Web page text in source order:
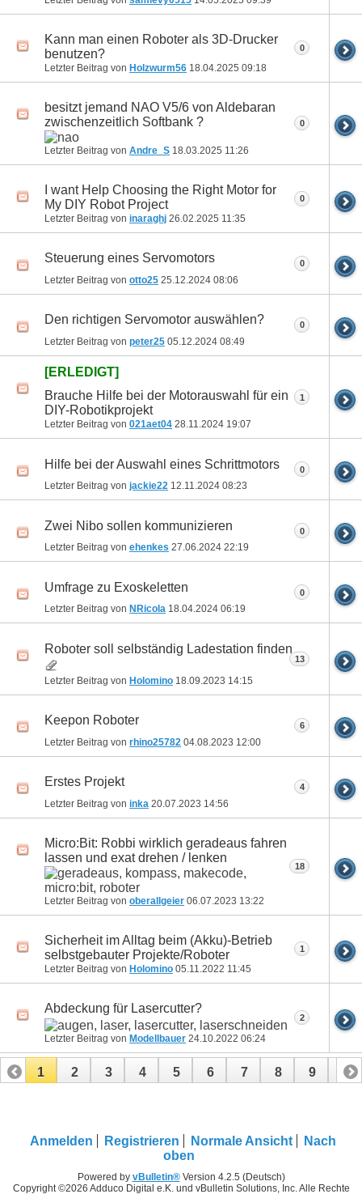
Kann man einen Roboter als 3D-Drucker
benutzen?
Letzter Beitrag von Holzwurm56 18.04.2025 09:18
0
besitzt jemand NAO V5/6 von Aldebaran
zwischenzeitlich Softbank ?
Letzter Beitrag von Andre_S 18.03.2025 11:26
0
I want Help Choosing the Right Motor for
My DIY Robot Project
Letzter Beitrag von inaraghj 26.02.2025 11:35
0
Steuerung eines Servomotors
Letzter Beitrag von otto25 25.12.2024 08:06
0
Den richtigen Servomotor auswählen?
Letzter Beitrag von peter25 05.12.2024 08:49
0
[ERLEDIGT]
Brauche Hilfe bei der Motorauswahl für ein
DIY-Robotikprojekt
Letzter Beitrag von 021aet04 28.11.2024 19:07
1
Hilfe bei der Auswahl eines Schrittmotors
Letzter Beitrag von jackie22 12.11.2024 08:23
0
Zwei Nibo sollen kommunizieren
Letzter Beitrag von ehenkes 27.06.2024 22:19
0
Umfrage zu Exoskeletten
Letzter Beitrag von NRicola 18.04.2024 06:19
0
Roboter soll selbständig Ladestation finden
Letzter Beitrag von Holomino 18.09.2023 14:15
13
Keepon Roboter
Letzter Beitrag von rhino25782 04.08.2023 12:00
6
Erstes Projekt
Letzter Beitrag von inka 20.07.2023 14:56
4
Micro:Bit: Robbi wirklich geradeaus fahren
lassen und exat drehen / lenken
Letzter Beitrag von oberallgeier 06.07.2023 13:22
18
Sicherheit im Alltag beim (Akku)-Betrieb
selbstgebauter Projekte/Roboter
Letzter Beitrag von Holomino 05.11.2022 11:45
1
Abdeckung für Lasercutter?
Letzter Beitrag von Modellbauer 24.10.2022 06:24
2
1 2 3 4 5 6 7 8 9 10
21 22 23 24 25 26 27 28 29
Anmelden Registrieren Normale Ansicht
Nach
oben
Powered by vBulletin®Version 4.2.5 (Deutsch)
Copyright ©2026 Adduco Digital e.K. und vBulletin Solutions, Inc. Alle Rechte